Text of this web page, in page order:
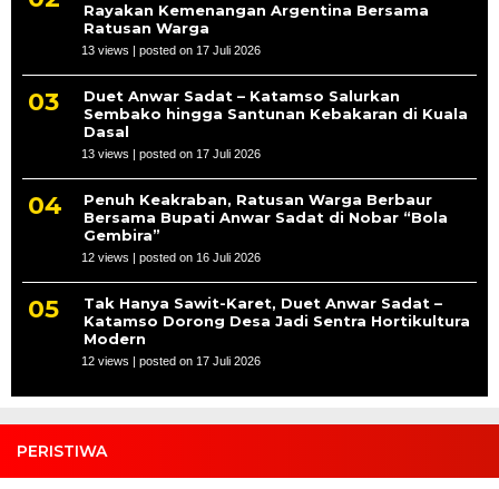
Rayakan Kemenangan Argentina Bersama
Ratusan Warga
13 views | posted on 17 Juli 2026
Duet Anwar Sadat – Katamso Salurkan
Sembako hingga Santunan Kebakaran di Kuala
Dasal
13 views | posted on 17 Juli 2026
Penuh Keakraban, Ratusan Warga Berbaur
Bersama Bupati Anwar Sadat di Nobar “Bola
Gembira”
12 views | posted on 16 Juli 2026
Tak Hanya Sawit-Karet, Duet Anwar Sadat –
Katamso Dorong Desa Jadi Sentra Hortikultura
Modern
12 views | posted on 17 Juli 2026
PERISTIWA